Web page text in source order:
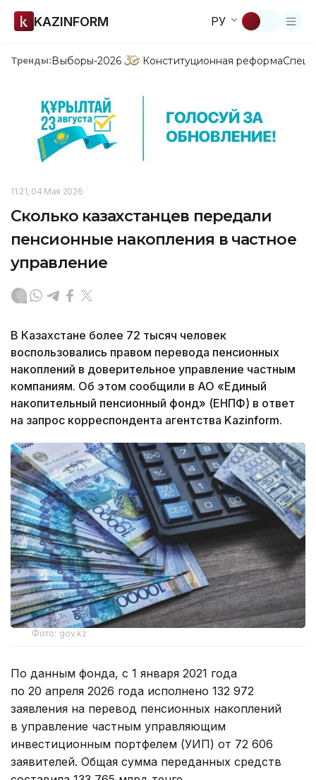
KAZINFORM РУ
Тренды:Выборы-2026 Конституционная реформа
11:21, 04 Мая 2026
Сколько казахстанцев передали
пенсионные накопления в частное
управление
В Казахстане более 72 тысяч человек
воспользовались правом перевода пенсионных
накоплений в доверительное управление частным
компаниям. Об этом сообщили в АО «Единый
накопительный пенсионный фонд» (ЕНПФ) в ответ
на запрос корреспондента агентства Kazinform.
Фото: gov.kz
По данным фонда, с 1 января 2021 года
по 20 апреля 2026 года исполнено 132 972
заявления на перевод пенсионных накоплений
в управление частным управляющим
инвестиционным портфелем (УИП) от 72 606
заявителей. Общая сумма переданных средств